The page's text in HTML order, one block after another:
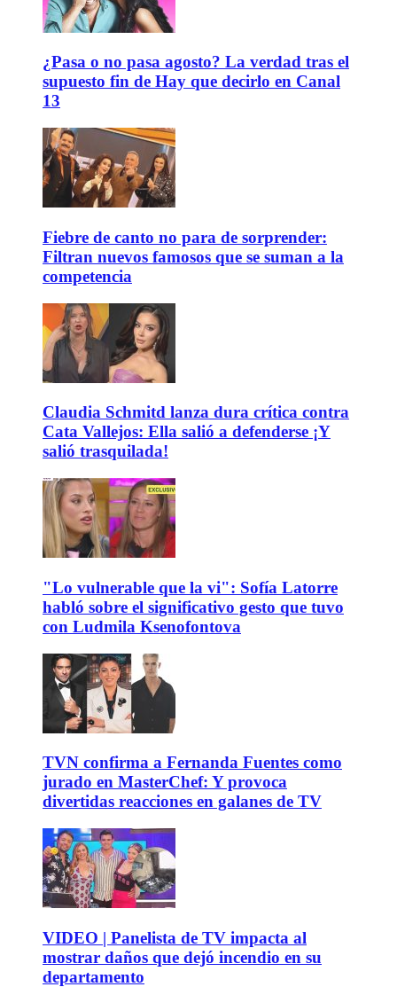
¿Pasa o no pasa agosto? La verdad tras el
supuesto fin de Hay que decirlo en Canal
13
Fiebre de canto no para de sorprender:
Filtran nuevos famosos que se suman a la
competencia
Claudia Schmitd lanza dura crítica contra
Cata Vallejos: Ella salió a defenderse ¡Y
salió trasquilada!
"Lo vulnerable que la vi": Sofía Latorre
habló sobre el significativo gesto que tuvo
con Ludmila Ksenofontova
TVN confirma a Fernanda Fuentes como
jurado en MasterChef: Y provoca
divertidas reacciones en galanes de TV
VIDEO | Panelista de TV impacta al
mostrar daños que dejó incendio en su
departamento